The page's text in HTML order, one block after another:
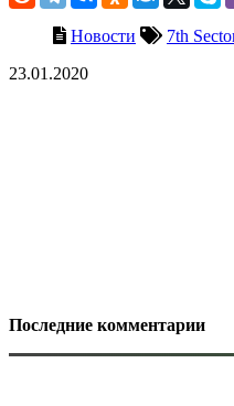
Новости 7th
23.01.2020
Последние комментарии